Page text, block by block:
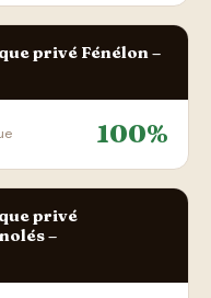
privé Fénélon –
100%
privé
–